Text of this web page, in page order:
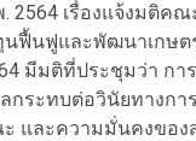
เรื่องแจ้งมติค
ฟื้นฟูและพัฒนาเกษ
มีมติที่ประชุมว่า กา
กระทบต่อวินัยทางก
และความมั่นคงของ